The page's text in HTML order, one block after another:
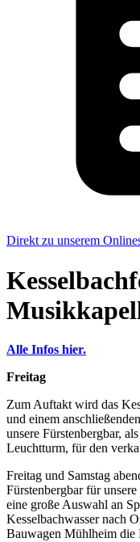
Direkt zu unserem
Alle Infos hier.
Freitag
Zum Auftakt wird das
und einem
unsere Fürstenbergbar,
Leuchtturm, für den
Freitag und Samstag
Fürstenbergbar für
eine große Auswahl an
Kesselbachwasser nach
Bauwagen Mühlheim die